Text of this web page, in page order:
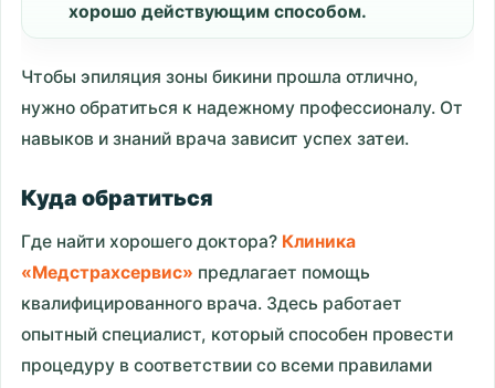
хорошо действующим способом.
Чтобы эпиляция зоны бикини прошла отлично,
нужно обратиться к надежному профессионалу. От
навыков и знаний врача зависит успех затеи.
Куда обратиться
Где найти хорошего доктора? Клиника
«Медстрахсервис» предлагает помощь
квалифицированного врача. Здесь работает
опытный специалист, который способен провести
процедуру в соответствии со всеми правилами